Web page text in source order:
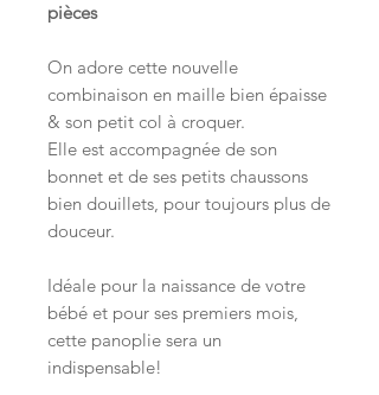
pièces
On adore cette nouvelle
combinaison en maille bien épaisse
& son petit col à croquer.
Elle est accompagnée de son
bonnet et de ses petits chaussons
bien douillets, pour toujours plus de
douceur.
Idéale pour la naissance de votre
bébé et pour ses premiers mois,
cette panoplie sera un
indispensable!